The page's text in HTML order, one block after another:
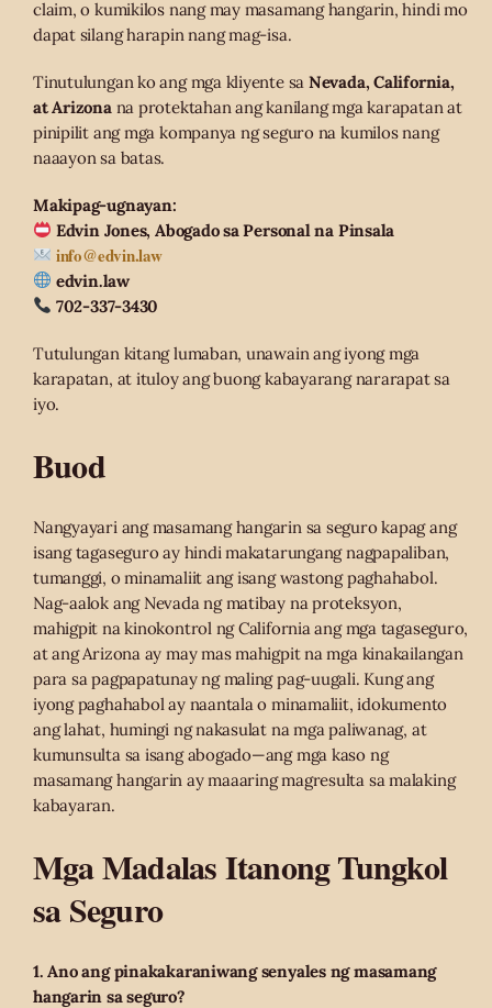
claim, o kumikilos nang may masamang hangarin, hindi mo
dapat silang harapin nang mag-isa.
Tinutulungan ko ang mga kliyente sa Nevada, California,
at Arizona na protektahan ang kanilang mga karapatan at
pinipilit ang mga kompanya ng seguro na kumilos nang
naaayon sa batas.
Makipag-ugnayan:
Edvin Jones, Abogado sa Personal na Pinsala
info@edvin.law
edvin.law
702-337-3430
Tutulungan kitang lumaban, unawain ang iyong mga
karapatan, at ituloy ang buong kabayarang nararapat sa
iyo.
Buod
Nangyayari ang masamang hangarin sa seguro kapag ang
isang tagaseguro ay hindi makatarungang nagpapaliban,
tumanggi, o minamaliit ang isang wastong paghahabol.
Nag-aalok ang Nevada ng matibay na proteksyon,
mahigpit na kinokontrol ng California ang mga tagaseguro,
at ang Arizona ay may mas mahigpit na mga kinakailangan
para sa pagpapatunay ng maling pag-uugali. Kung ang
iyong paghahabol ay naantala o minamaliit, idokumento
ang lahat, humingi ng nakasulat na mga paliwanag, at
kumunsulta sa isang abogado—ang mga kaso ng
masamang hangarin ay maaaring magresulta sa malaking
kabayaran.
Mga Madalas Itanong Tungkol
sa Seguro
1. Ano ang pinakakaraniwang senyales ng masamang
hangarin sa seguro?